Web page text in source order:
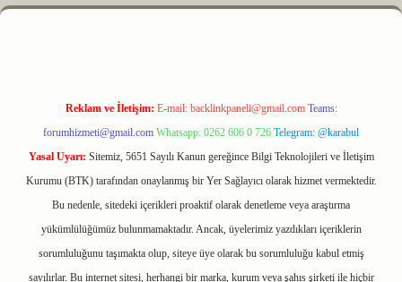
elexbet
Reklam ve İletişim: E-mail: backlinkpaneli@gmail.com Teams:
forumhizmeti@gmail.com Whatsapp: 0262 606 0 726 Telegram: @karabul
Yasal Uyarı: Sitemiz, 5651 Sayılı Kanun gereğince Bilgi Teknolojileri ve İletişim
Kurumu (BTK) tarafından onaylanmış bir Yer Sağlayıcı olarak hizmet vermektedir.
Bu nedenle, sitedeki içerikleri proaktif olarak denetleme veya araştırma
yükümlülüğümüz bulunmamaktadır. Ancak, üyelerimiz yazdıkları içeriklerin
sorumluluğunu taşımakta olup, siteye üye olarak bu sorumluluğu kabul etmiş
sayılırlar. Bu internet sitesi, herhangi bir marka, kurum veya şahıs şirketi ile hiçbir